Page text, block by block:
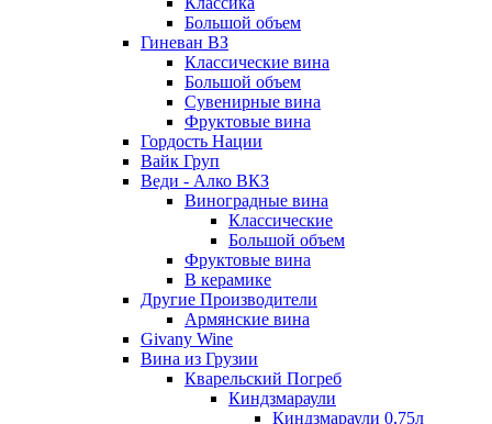
Большой объем
Гиневан ВЗ
Классические вина
Большой объем
Сувенирные вина
Фруктовые вина
Гордость Нации
Вайк Груп
Веди - Алко ВКЗ
Виноградные вина
Классические
Большой объем
Фруктовые вина
В керамике
Другие Производители
Армянские вина
Givany Wine
Вина из Грузии
Кварельский Погреб
Киндзмараули
Киндзмараули 0,75л